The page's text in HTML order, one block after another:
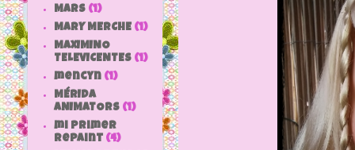
MARS (1)
MARY MERCHE (1)
MAXIMINO
TELEVICENTES (1)
mencyn (1)
MÉRIDA
ANIMATORS (1)
mi primer
repaint (4)